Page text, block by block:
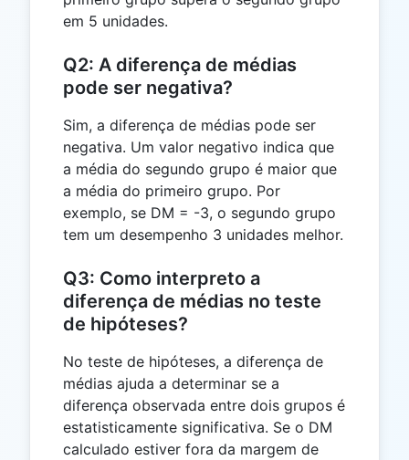
em 5 unidades.
Q2: A diferença de médias
pode ser negativa?
Sim, a diferença de médias pode ser
negativa. Um valor negativo indica que
a média do segundo grupo é maior que
a média do primeiro grupo. Por
exemplo, se DM = -3, o segundo grupo
tem um desempenho 3 unidades melhor.
Q3: Como interpreto a
diferença de médias no teste
de hipóteses?
No teste de hipóteses, a diferença de
médias ajuda a determinar se a
diferença observada entre dois grupos é
estatisticamente significativa. Se o DM
calculado estiver fora da margem de